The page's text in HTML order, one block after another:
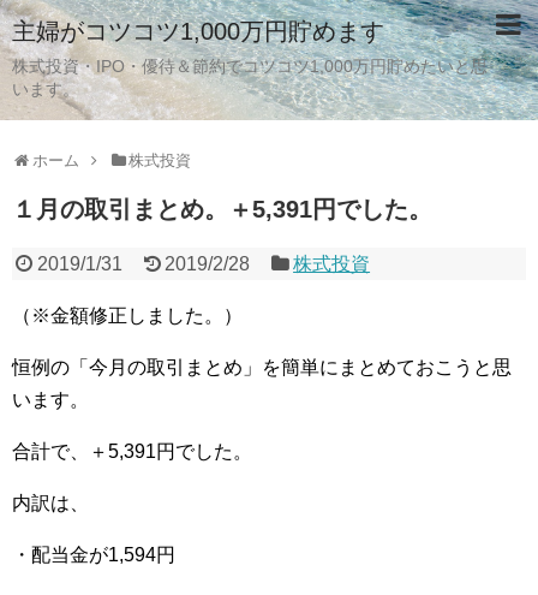
主婦がコツコツ1,000万円貯めます
株式投資・IPO・優待＆節約でコツコツ1,000万円貯めたいと思
います。
ホーム 株式投資
１月の取引まとめ。＋5,391円でした。
2019/1/31 2019/2/28 株式投資
（※金額修正しました。）
恒例の「今月の取引まとめ」を簡単にまとめておこうと思
います。
合計で、＋5,391円でした。
内訳は、
・配当金が1,594円